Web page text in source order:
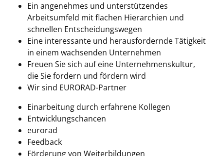
Ein angenehmes und unterstützendes
Arbeitsumfeld mit flachen Hierarchien und
schnellen Entscheidungswegen
Eine interessante und herausfordernde Tätigkeit
in einem wachsenden Unternehmen
Freuen Sie sich auf eine Unternehmenskultur,
die Sie fordern und fördern wird
Wir sind EURORAD-Partner
Einarbeitung durch erfahrene Kollegen
Entwicklungschancen
eurorad
Feedback
Förderung von Weiterbildungen